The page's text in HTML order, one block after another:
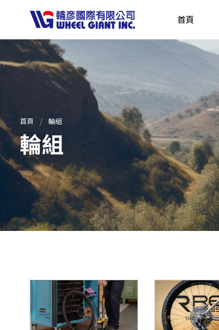
首頁
產品採購指南 TBS
全球電動自行車專刊 EBS
首頁 輪組
輪組